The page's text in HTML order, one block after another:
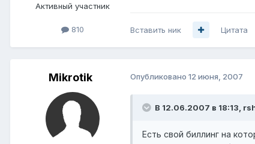
Активный участник
810 Вставить ник Цитата
Mikrotik Опубликовано 12 июня, 2007
В 12.06.2007 в 18:13,
Есть свой биллинг на